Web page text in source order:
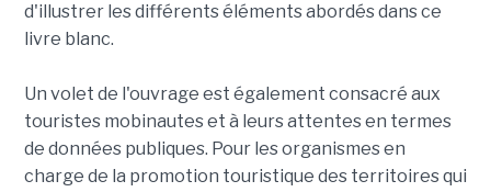
d'illustrer les différents éléments abordés dans ce
livre blanc.
Un volet de l'ouvrage est également consacré aux
touristes mobinautes et à leurs attentes en termes
de données publiques. Pour les organismes en
charge de la promotion touristique des territoires qui